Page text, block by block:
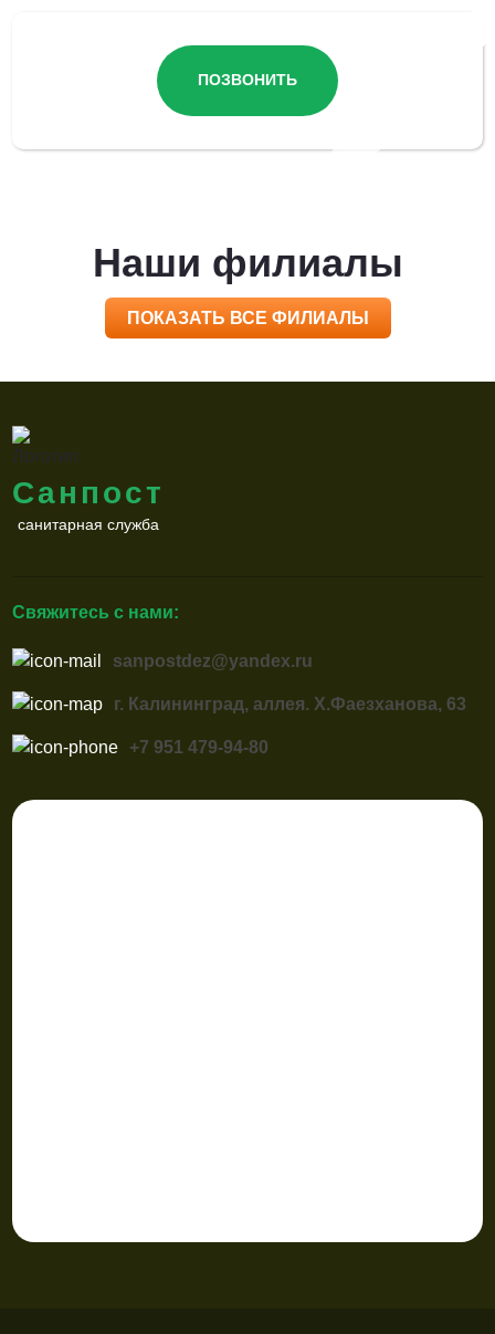
ПОЗВОНИТЬ
Наши филиалы
ПОКАЗАТЬ ВСЕ ФИЛИАЛЫ
Санпост
санитарная служба
Свяжитесь с нами:
sanpostdez@yandex.ru
г. Калининград, аллея. Х.Фаезханова, 63
+7 951 479-94-80